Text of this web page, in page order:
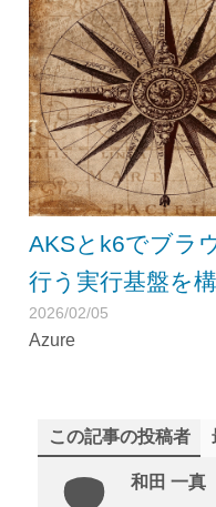
AKSとk6でブラ
行う実行基盤を
2026/02/05
Azure
この記事の投稿者
和田 一真